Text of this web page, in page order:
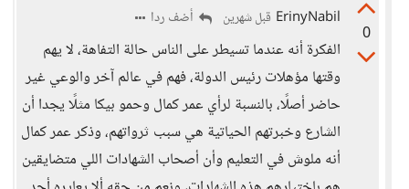
0
ErinyNabil قبل شهرين أضف ردا
الفكرة أنه عندما تسيطر على الناس حالة التفاهة، لا يهم
وقتها مؤهلات رئيس الدولة، فهم في عالم آخر والوعي غير
حاضر أصلًا، بالنسبة لرأي عمر كمال وحمو بيكا مثلًا يجدا أن
الشارع وخبرتهم الحياتية هي سبب ثرواتهم، وذكر عمر كمال
أنه ملوش في التعليم وأن أصحاب الشهادات اللي متضايقين